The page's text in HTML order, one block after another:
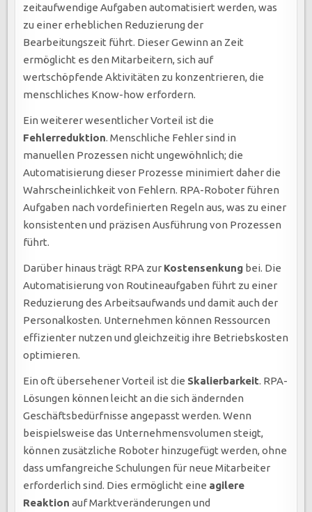
zeitaufwendige Aufgaben automatisiert werden, was
zu einer erheblichen Reduzierung der
Bearbeitungszeit führt. Dieser Gewinn an Zeit
ermöglicht es den Mitarbeitern, sich auf
wertschöpfende Aktivitäten zu konzentrieren, die
menschliches Know-how erfordern.
Ein weiterer wesentlicher Vorteil ist die
Fehlerreduktion. Menschliche Fehler sind in
manuellen Prozessen nicht ungewöhnlich; die
Automatisierung dieser Prozesse minimiert daher die
Wahrscheinlichkeit von Fehlern. RPA-Roboter führen
Aufgaben nach vordefinierten Regeln aus, was zu einer
konsistenten und präzisen Ausführung von Prozessen
führt.
Darüber hinaus trägt RPA zur Kostensenkung bei. Die
Automatisierung von Routineaufgaben führt zu einer
Reduzierung des Arbeitsaufwands und damit auch der
Personalkosten. Unternehmen können Ressourcen
effizienter nutzen und gleichzeitig ihre Betriebskosten
optimieren.
Ein oft übersehener Vorteil ist die Skalierbarkeit. RPA-
Lösungen können leicht an die sich ändernden
Geschäftsbedürfnisse angepasst werden. Wenn
beispielsweise das Unternehmensvolumen steigt,
können zusätzliche Roboter hinzugefügt werden, ohne
dass umfangreiche Schulungen für neue Mitarbeiter
erforderlich sind. Dies ermöglicht eine agilere
Reaktion auf Marktveränderungen und